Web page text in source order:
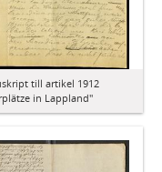
till artikel 1912
in Lappland"